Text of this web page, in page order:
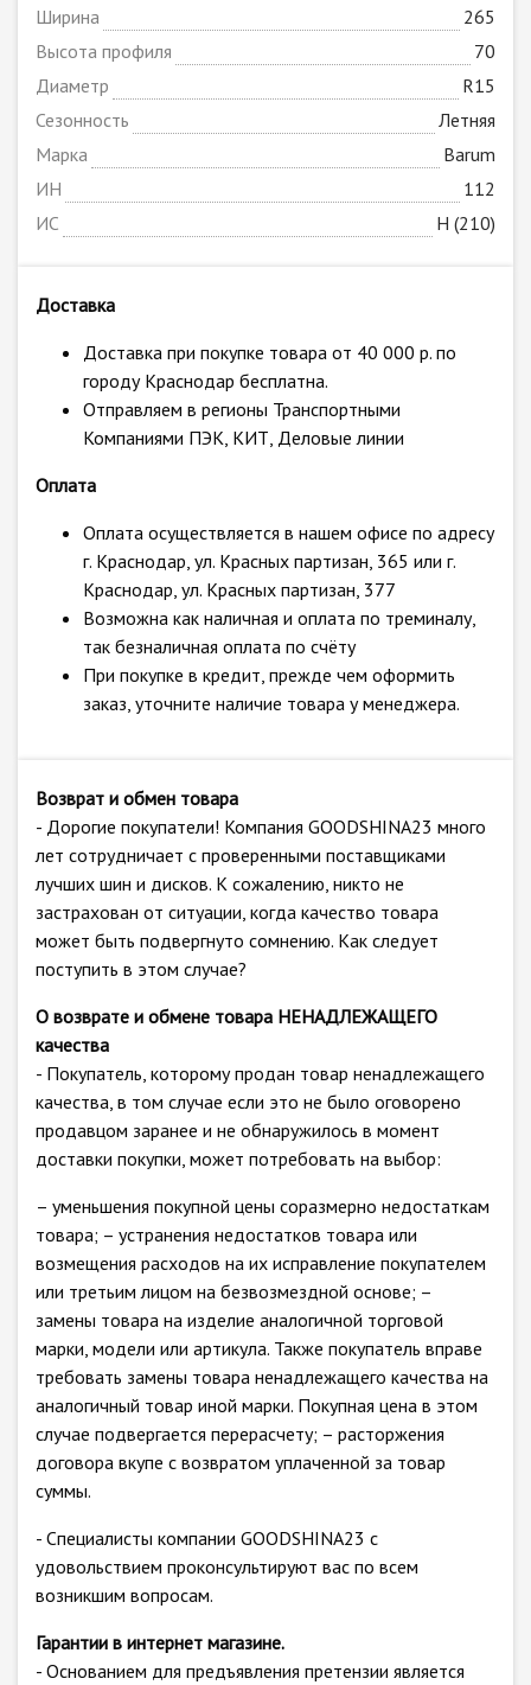
Ширина
265
Высота профиля
70
Диаметр
R15
Сезонность
Летняя
Марка
Barum
ИН
112
ИС
H (210)
Доставка
Доставка при покупке товара от 40 000 р. по
городу Краснодар бесплатна.
Отправляем в регионы Транспортными
Компаниями ПЭК, КИТ, Деловые линии
Оплата
Оплата осуществляется в нашем офисе по адресу
г. Краснодар, ул. Красных партизан, 365 или г.
Краснодар, ул. Красных партизан, 377
Возможна как наличная и оплата по треминалу,
так безналичная оплата по счёту
При покупке в кредит, прежде чем оформить
заказ, уточните наличие товара у менеджера.
Возврат и обмен товара
- Дорогие покупатели! Компания GOODSHINA23 много
лет сотрудничает с проверенными поставщиками
лучших шин и дисков. К сожалению, никто не
застрахован от ситуации, когда качество товара
может быть подвергнуто сомнению. Как следует
поступить в этом случае?
О возврате и обмене товара НЕНАДЛЕЖАЩЕГО
качества
- Покупатель, которому продан товар ненадлежащего
качества, в том случае если это не было оговорено
продавцом заранее и не обнаружилось в момент
доставки покупки, может потребовать на выбор:
– уменьшения покупной цены соразмерно недостаткам
товара; – устранения недостатков товара или
возмещения расходов на их исправление покупателем
или третьим лицом на безвозмездной основе; –
замены товара на изделие аналогичной торговой
марки, модели или артикула. Также покупатель вправе
требовать замены товара ненадлежащего качества на
аналогичный товар иной марки. Покупная цена в этом
случае подвергается перерасчету; – расторжения
договора вкупе с возвратом уплаченной за товар
суммы.
- Специалисты компании GOODSHINA23 с
удовольствием проконсультируют вас по всем
возникшим вопросам.
Гарантии в интернет магазине.
- Основанием для предъявления претензии является